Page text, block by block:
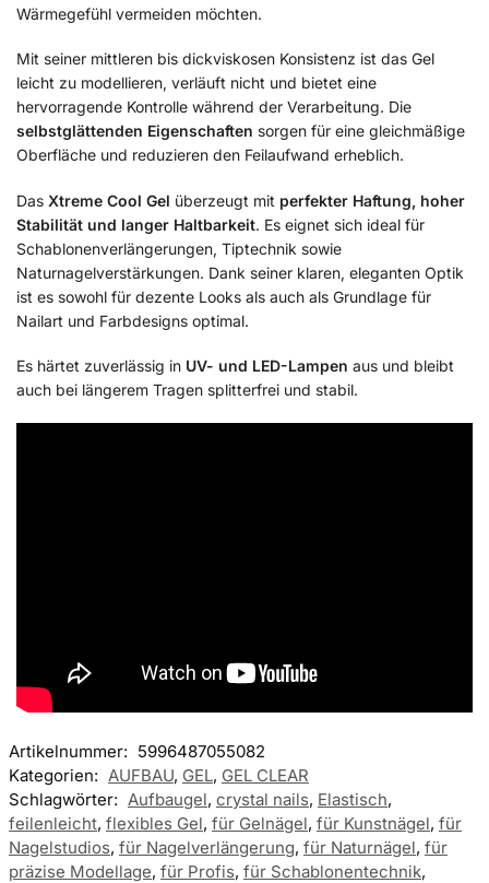
Wärmegefühl vermeiden möchten.
Mit seiner mittleren bis dickviskosen Konsistenz ist das Gel
leicht zu modellieren, verläuft nicht und bietet eine
hervorragende Kontrolle während der Verarbeitung. Die
selbstglättenden Eigenschaften sorgen für eine gleichmäßige
Oberfläche und reduzieren den Feilaufwand erheblich.
Das Xtreme Cool Gel überzeugt mit perfekter Haftung, hoher
Stabilität und langer Haltbarkeit. Es eignet sich ideal für
Schablonenverlängerungen, Tiptechnik sowie
Naturnagelverstärkungen. Dank seiner klaren, eleganten Optik
ist es sowohl für dezente Looks als auch als Grundlage für
Nailart und Farbdesigns optimal.
Es härtet zuverlässig in UV- und LED-Lampen aus und bleibt
auch bei längerem Tragen splitterfrei und stabil.
Artikelnummer: 5996487055082
Kategorien: AUFBAU, GEL, GEL CLEAR
Schlagwörter: Aufbaugel, crystal nails, Elastisch,
feilenleicht, flexibles Gel, für Gelnägel, für Kunstnägel, für
Nagelstudios, für Nagelverlängerung, für Naturnägel, für
präzise Modellage, für Profis, für Schablonentechnik,